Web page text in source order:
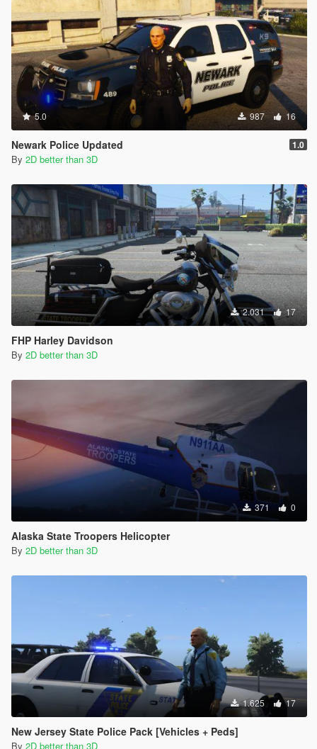
5.0 987 16
Newark Police Updated 1.0
By 2D better than 3D
2.031 17
FHP Harley Davidson
By 2D better than 3D
371 0
Alaska State Troopers Helicopter
By 2D better than 3D
1.625 17
New Jersey State Police Pack [Vehicles + Peds]
By 2D better than 3D